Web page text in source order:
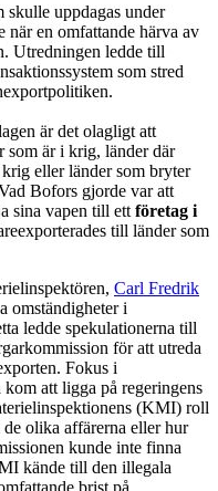
skulle uppdagas under
en omfattande härva av
Utredningen ledde till
som stred
är det olagligt att
som är i krig, länder där
eller länder som bryter
Bofors gjorde var att
sina vapen till ett företag i
till länder som
Carl Fredrik
omständigheter i
ledde spekulationerna till
för att utreda
Fokus i
att ligga på regeringens
(KMI) roll
olika affärerna eller hur
kunde inte finna
kände till den illegala
brist på